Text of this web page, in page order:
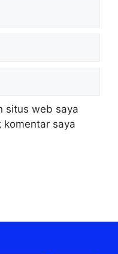
situs web saya
komentar saya